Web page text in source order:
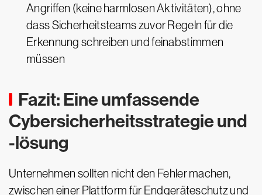
Angriffen (keine harmlosen Aktivitäten), ohne
dass Sicherheitsteams zuvor Regeln für die
Erkennung schreiben und feinabstimmen
müssen
Fazit: Eine umfassende
Cybersicherheitsstrategie und
-lösung
Unternehmen sollten nicht den Fehler machen,
zwischen einer Plattform für Endgeräteschutz und